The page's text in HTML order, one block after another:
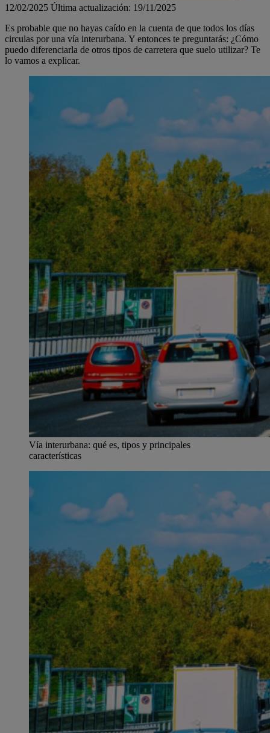
12/02/2025 Última actualización: 19/11/2025
Es probable que no hayas caído en la cuenta de que todos los días
circulas por una vía interurbana. Y entonces te preguntarás: ¿Cómo
puedo diferenciarla de otros tipos de carretera que suelo utilizar? Te
lo vamos a explicar.
Vía interurbana: qué es, tipos y principales
características